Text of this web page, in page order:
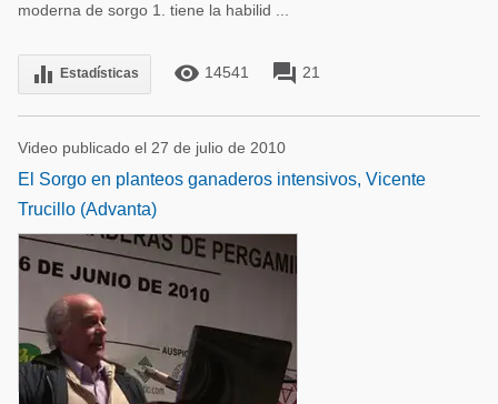
moderna de sorgo 1. tiene la habilid ...
equalizer Estadísticas remove_red_eye 14541 forum 21
Video publicado el 27 de julio de 2010
El Sorgo en planteos ganaderos intensivos, Vicente
Trucillo (Advanta)